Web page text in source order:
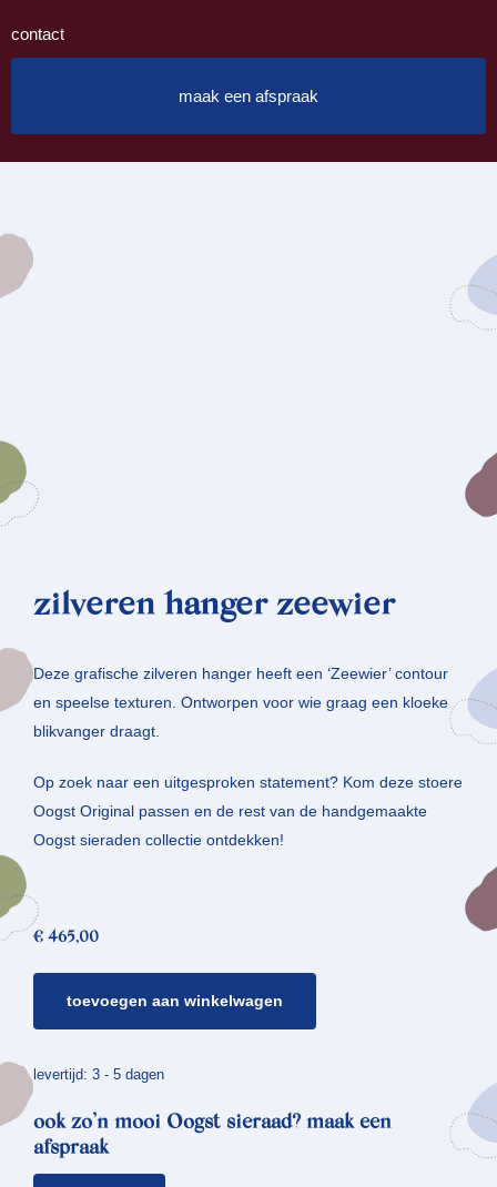
contact
maak een afspraak
zilveren hanger zeewier
Deze grafische zilveren hanger heeft een ‘Zeewier’ contour
en speelse texturen. Ontworpen voor wie graag een kloeke
blikvanger draagt.
Op zoek naar een uitgesproken statement? Kom deze stoere
Oogst Original passen en de rest van de handgemaakte
Oogst sieraden collectie ontdekken!
€ 465,00
aantal
toevoegen aan winkelwagen
levertijd: 3 - 5 dagen
ook zo’n mooi Oogst sieraad? maak een
afspraak